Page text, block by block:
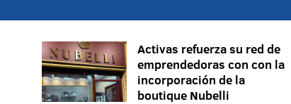
Activas refuerza su red de
emprendedoras con con la
incorporación de la
boutique Nubelli